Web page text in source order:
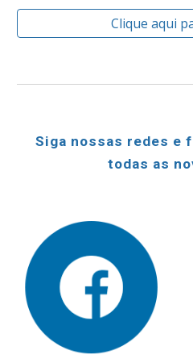
Clique aqui
Siga nossas redes e
todas as